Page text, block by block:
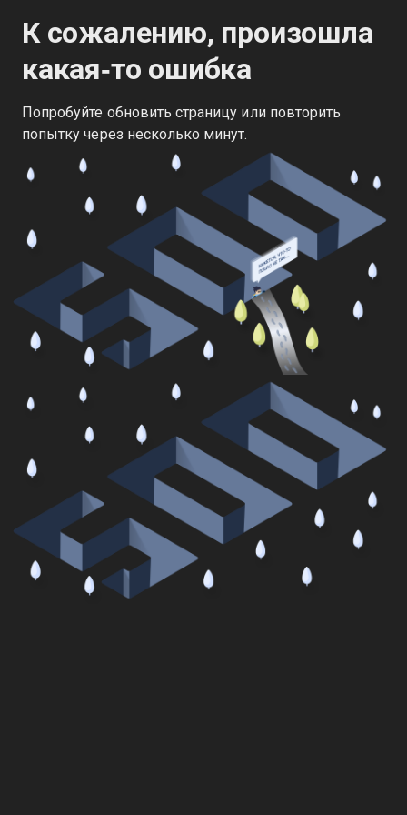
К сожалению, произошла
какая‑то ошибка
Попробуйте обновить страницу или повторить
попытку через несколько минут.